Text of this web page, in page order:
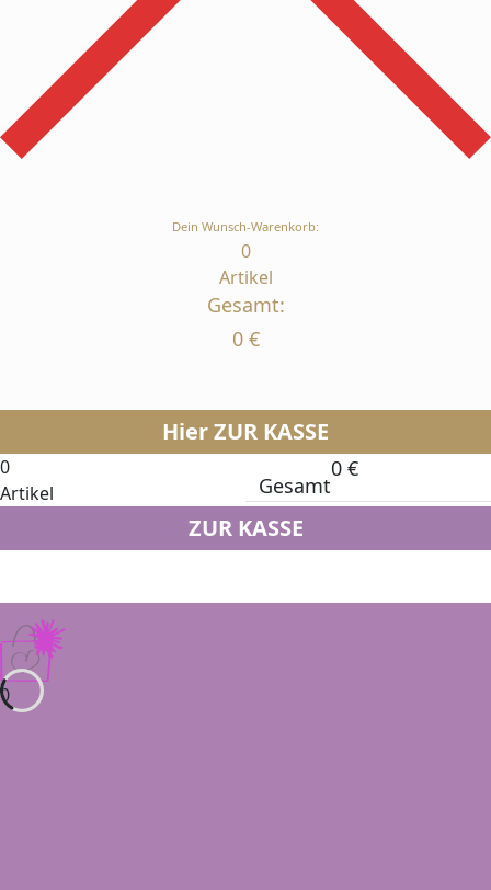
Dein Wunsch-Warenkorb:
0
Artikel
Gesamt:
0 €
Hier ZUR KASSE
0
Artikel
Gesamt
0 €
ZUR KASSE
0